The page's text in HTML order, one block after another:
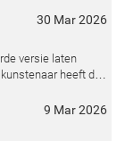
30 Mar 2026
versie laten
heeft de
9 Mar 2026